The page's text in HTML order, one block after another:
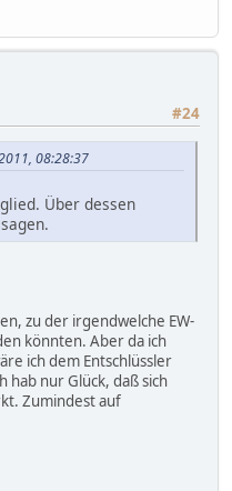
#24
08:28:37
Über dessen
zu der irgendwelche EW-
könnten. Aber da ich
ich dem Entschlüssler
hab nur Glück, daß sich
Zumindest auf